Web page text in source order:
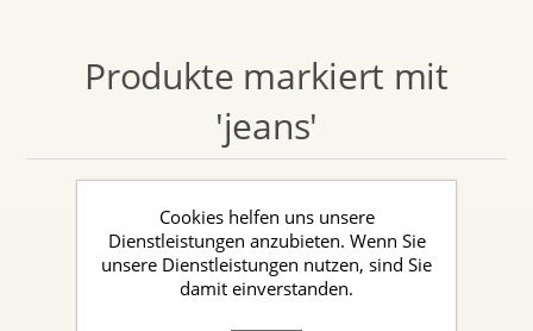
Produkte markiert mit
'jeans'
Cookies helfen uns unsere
Dienstleistungen anzubieten. Wenn Sie
unsere Dienstleistungen nutzen, sind Sie
damit einverstanden.